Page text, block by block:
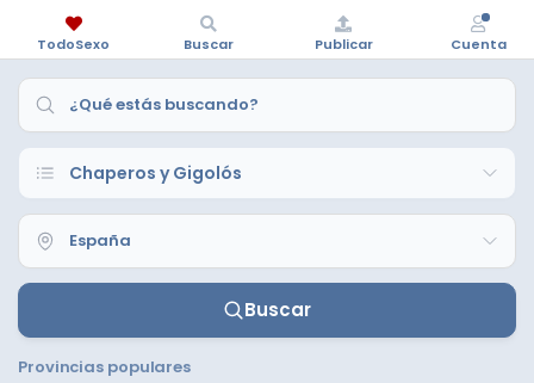
Buscar
Provincias populares
TodoSexo Buscar Publicar Cuenta